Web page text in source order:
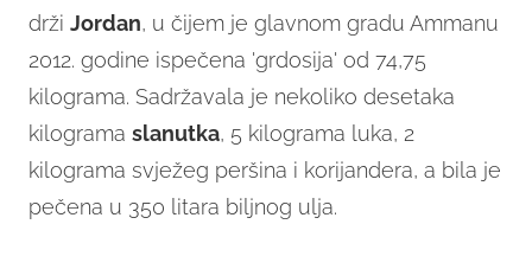
drži Jordan, u čijem je glavnom gradu Ammanu
2012. godine ispečena 'grdosija' od 74,75
kilograma. Sadržavala je nekoliko desetaka
kilograma slanutka, 5 kilograma luka, 2
kilograma svježeg peršina i korijandera, a bila je
pečena u 350 litara biljnog ulja.